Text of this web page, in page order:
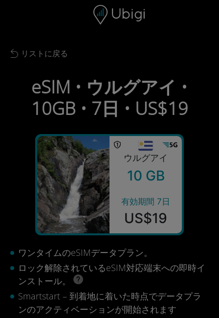
ナビゲーションバー フッター
Back to list
リストに戻る
eSIM • ウルグアイ •
10GB • 7日 • US$19
ウルグアイ
10 GB
有効期間 7日
US$19
ワンタイムのeSIMデータプラン。
ロック解除されているeSIM対応端末への即時イ
ンストール。
Smartstart – 到着地に着いた時点でデータプラ
ンのアクティベーションが開始されます